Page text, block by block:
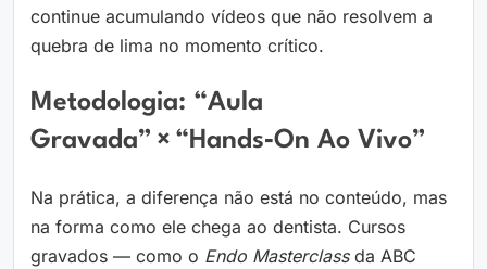
continue acumulando vídeos que não resolvem a
quebra de lima no momento crítico.
Metodologia: “Aula
Gravada” × “Hands‑on Ao Vivo”
Na prática, a diferença não está no conteúdo, mas
na forma como ele chega ao dentista. Cursos
gravados — como o Endo Masterclassda ABC